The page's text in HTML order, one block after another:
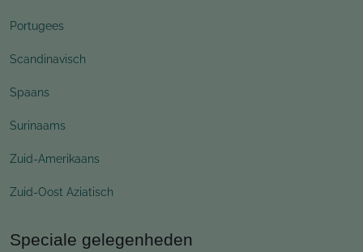
Portugees
Scandinavisch
Spaans
Surinaams
Zuid-Amerikaans
Zuid-Oost Aziatisch
Speciale gelegenheden